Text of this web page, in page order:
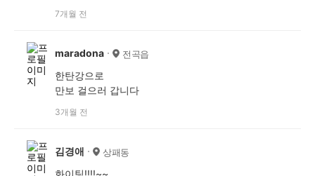
7개월 전
maradona 전곡읍
한탄강으로
만보 걸으러 갑니다
3개월 전
김경애 상패동
화이팅!!!!~~